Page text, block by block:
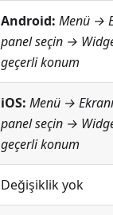
Android: Menü →
panel seçin →
geçerli konum
iOS: Menü →
panel seçin →
geçerli konum
Değişiklik yok